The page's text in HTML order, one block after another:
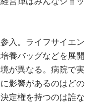
入。ライフサイエン
養バッグなどを展開
が異なる。病院で実
影響があるのはどの
定権を持つのは誰な